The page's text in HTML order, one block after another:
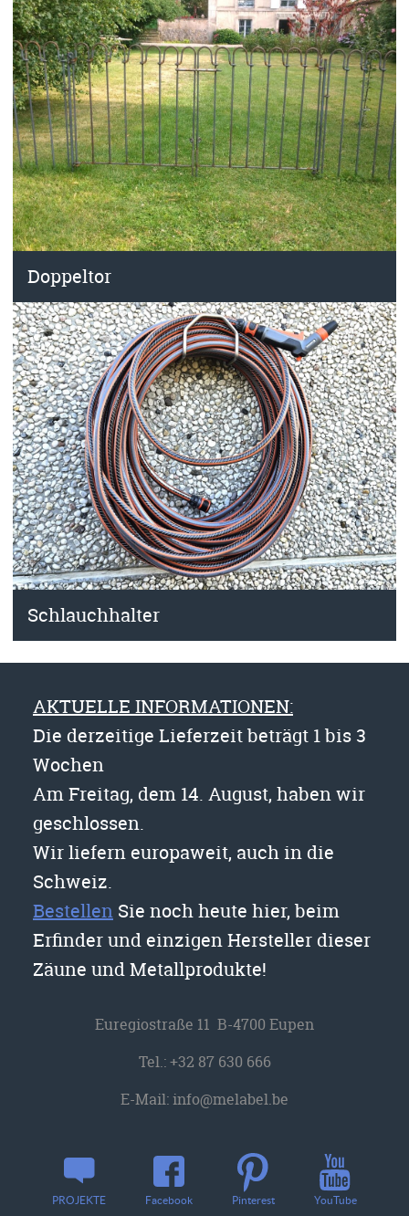
Doppeltor
Schlauchhalter
AKTUELLE INFORMATIONEN:
Die derzeitige Lieferzeit beträgt 1 bis 3
Wochen
Am Freitag, dem 14. August, haben wir
geschlossen.
Wir liefern europaweit, auch in die
Schweiz.
Bestellen Sie noch heute hier, beim
Erfinder und einzigen Hersteller dieser
Zäune und Metallprodukte!
Euregiostraße 11 B-4700 Eupen
Tel.:+32 87 630 666
E-Mail:info@melabel.be
PROJEKTE Facebook Pinterest YouTube